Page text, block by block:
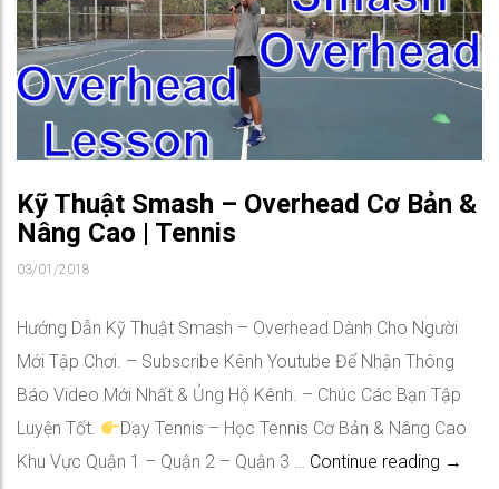
Kỹ Thuật Smash – Overhead Cơ Bản &
Nâng Cao | Tennis
03/01/2018
Hướng Dẫn Kỹ Thuật Smash – Overhead Dành Cho Người
Mới Tập Chơi. – Subscribe Kênh Youtube Để Nhận Thông
Báo Video Mới Nhất & Ủng Hộ Kênh. – Chúc Các Bạn Tập
Luyện Tốt.
Dạy Tennis – Học Tennis Cơ Bản & Nâng Cao
Khu Vực Quận 1 – Quận 2 – Quận 3 … Continue reading Kỹ
→